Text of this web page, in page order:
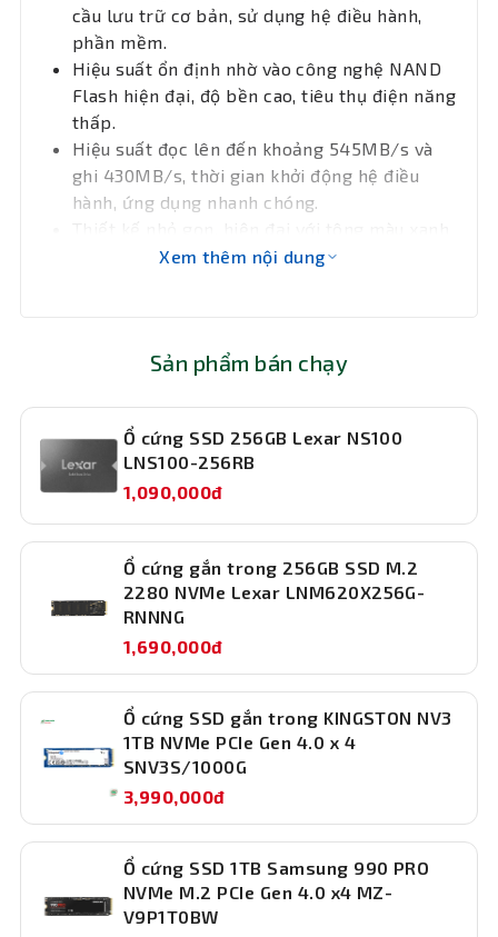
cầu lưu trữ cơ bản, sử dụng hệ điều hành,
phần mềm.
Hiệu suất ổn định nhờ vào công nghệ NAND
Flash hiện đại, độ bền cao, tiêu thụ điện năng
thấp.
Hiệu suất đọc lên đến khoảng 545MB/s và
ghi 430MB/s, thời gian khởi động hệ điều
hành, ứng dụng nhanh chóng.
đặc trưng của dòng Green.
Bộ nhớ đệm (Cache) của Ổ cứng SSD
Western Digital Green 250GB
WDS250G5G0A
Ổ cứng SSD Western Digital Green 2.5 Sata 3 250GB
WDS250G5G0A được trang bị bộ nhớ đệm (cache) DRAM-
less (không có DRAM) nhưng sử dụng bộ đệm SLC
(pseudo-SLC cache) giúp tăng tốc độ truy xuất dữ liệu
ngắn hạn, đáp ứng tốt cho các tác vụ thông thường.
Xem thêm nội dung
Sản phẩm bán chạy
Ổ cứng SSD 256GB Lexar NS100
LNS100-256RB
1,090,000đ
Ổ cứng gắn trong 256GB SSD M.2
2280 NVMe Lexar LNM620X256G-
RNNNG
1,690,000đ
Ổ cứng SSD gắn trong KINGSTON NV3
1TB NVMe PCIe Gen 4.0 x 4
SNV3S/1000G
3,990,000đ
Ổ cứng SSD 1TB Samsung 990 PRO
NVMe M.2 PCIe Gen 4.0 x4 MZ-
V9P1T0BW